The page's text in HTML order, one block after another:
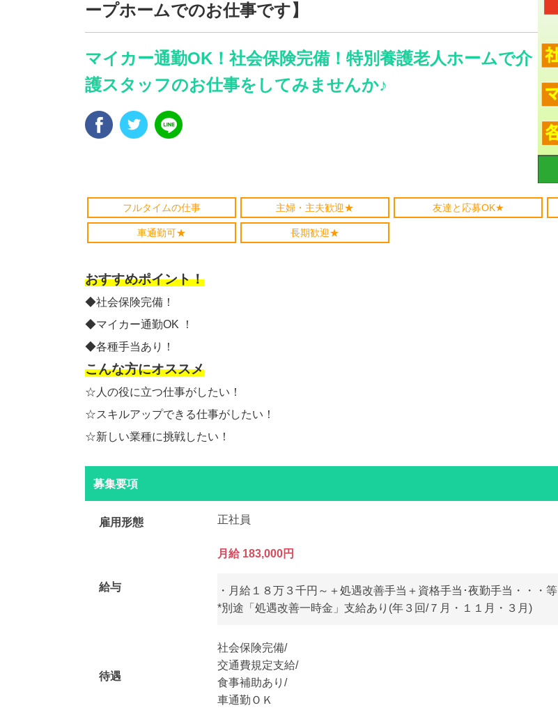
ープホームでのお仕事です】
マイカー通勤OK！社会保険完備！特別養護老人ホームで介
護スタッフのお仕事をしてみませんか♪
フルタイムの仕事 主婦・主夫歓迎★ 友達と応募OK★
車通勤可★ 長期歓迎★
おすすめポイント！
◆社会保険完備！
◆マイカー通勤OK ！
◆各種手当あり！
こんな方にオススメ
☆人の役に立つ仕事がしたい！
☆スキルアップできる仕事がしたい！
☆新しい業種に挑戦したい！
募集要項
雇用形態 正社員
給与
月給 183,000円
・月給１８万３千円～＋処遇改善手当＋資格手当･夜勤手当・・・等
*別途「処遇改善一時金」支給あり(年３回/７月・１１月・３月)
待遇
社会保険完備/
交通費規定支給/
食事補助あり/
車通勤ＯＫ